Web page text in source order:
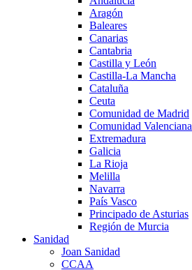
Aragón
Baleares
Canarias
Cantabria
Castilla y León
Castilla-La Mancha
Cataluña
Ceuta
Comunidad de Madrid
Comunidad Valenciana
Extremadura
Galicia
La Rioja
Melilla
Navarra
País Vasco
Principado de Asturias
Región de Murcia
Sanidad
Joan Sanidad
CCAA